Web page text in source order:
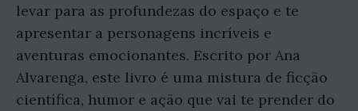
levar para as profundezas do espaço e te
apresentar a personagens incríveis e
aventuras emocionantes. Escrito por Ana
Alvarenga, este livro é uma mistura de ficção
científica, humor e ação que vai te prender do